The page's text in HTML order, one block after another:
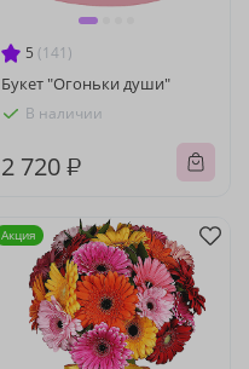
5 (141)
Букет "Огоньки души"
В наличии
2 720 ₽
Акция